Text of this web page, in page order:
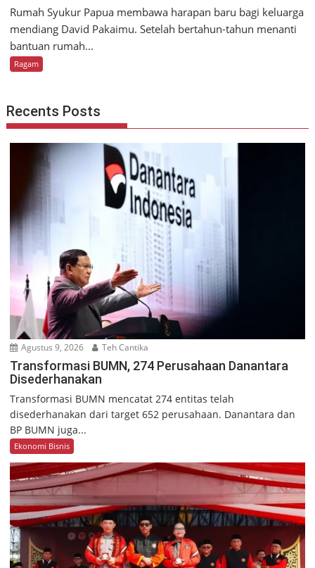
Rumah Syukur Papua membawa harapan baru bagi keluarga
mendiang David Pakaimu. Setelah bertahun-tahun menanti
bantuan rumah...
Ragam
Recents Posts
Agustus 9, 2026 Teh Cantika
Transformasi BUMN, 274 Perusahaan Danantara
Disederhanakan
Transformasi BUMN mencatat 274 entitas telah
disederhanakan dari target 652 perusahaan. Danantara dan
BP BUMN juga...
Ekonomi Bisnis